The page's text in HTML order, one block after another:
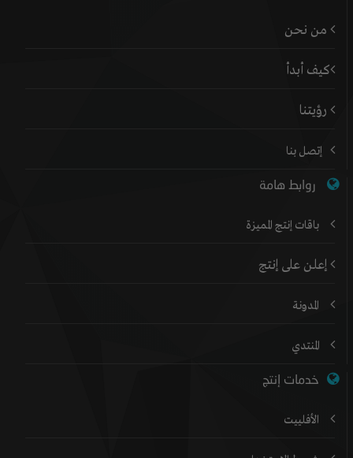
من نحن
كيف أبدأ
رؤيتنا
إتصل بنا
روابط هامة
باقات إنتج المميزة
إعلن على إنتج
المدونة
المنتدي
خدمات إنتج
الأفلييت